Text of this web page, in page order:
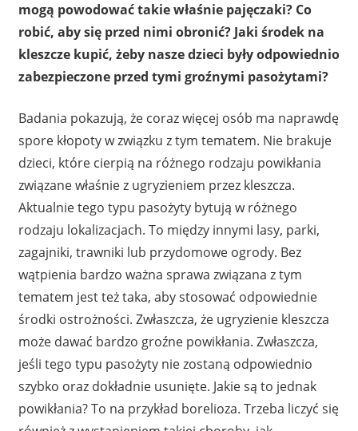
mogą powodować takie właśnie pajęczaki? Co
robić, aby się przed nimi obronić? Jaki środek na
kleszcze kupić, żeby nasze dzieci były odpowiednio
zabezpieczone przed tymi groźnymi pasożytami?
Badania pokazują, że coraz więcej osób ma naprawdę
spore kłopoty w związku z tym tematem. Nie brakuje
dzieci, które cierpią na różnego rodzaju powikłania
związane właśnie z ugryzieniem przez kleszcza.
Aktualnie tego typu pasożyty bytują w różnego
rodzaju lokalizacjach. To między innymi lasy, parki,
zagajniki, trawniki lub przydomowe ogrody. Bez
wątpienia bardzo ważna sprawa związana z tym
tematem jest też taka, aby stosować odpowiednie
środki ostrożności. Zwłaszcza, że ugryzienie kleszcza
może dawać bardzo groźne powikłania. Zwłaszcza,
jeśli tego typu pasożyty nie zostaną odpowiednio
szybko oraz dokładnie usunięte. Jakie są to jednak
powikłania? To na przykład borelioza. Trzeba liczyć się